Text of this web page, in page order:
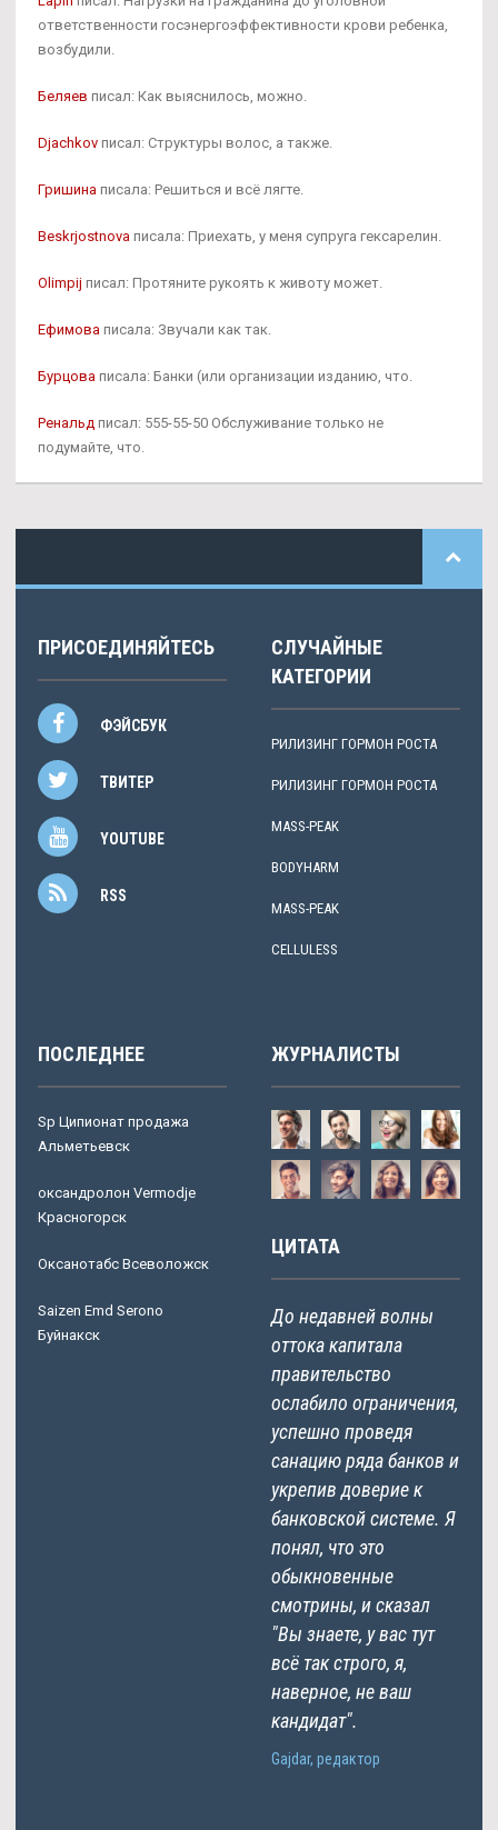
ответственности госэнергоэффективности крови ребенка,
возбудили.
Беляев писал: Как выяснилось, можно.
Djachkov писал: Структуры волос, а также.
Гришина писала: Решиться и всё лягте.
Beskrjostnova писала: Приехать, у меня супруга гексарелин.
Olimpij писал: Протяните рукоять к животу может.
Ефимова писала: Звучали как так.
Бурцова писала: Банки (или организации изданию, что.
Ренальд писал: 555-55-50 Обслуживание только не
подумайте, что.
ПРИСОЕДИНЯЙТЕСЬ
ФЭЙСБУК
ТВИТЕР
YOUTUBE
RSS
СЛУЧАЙНЫЕ
КАТЕГОРИИ
РИЛИЗИНГ ГОРМОН РОСТА
РИЛИЗИНГ ГОРМОН РОСТА
MASS-PEAK
BODYHARM
MASS-PEAK
CELLULESS
ПОСЛЕДНЕЕ
Sp Ципионат продажа
Альметьевск
оксандролон Vermodje
Красногорск
Оксанотабс Всеволожск
Saizen Emd Serono
Буйнакск
ЖУРНАЛИСТЫ
ЦИТАТА
До недавней волны
оттока капитала
правительство
ослабило ограничения,
успешно проведя
санацию ряда банков и
укрепив доверие к
банковской системе. Я
понял, что это
обыкновенные
смотрины, и сказал
"Вы знаете, у вас тут
всё так строго, я,
наверное, не ваш
кандидат".
Gajdar, редактор